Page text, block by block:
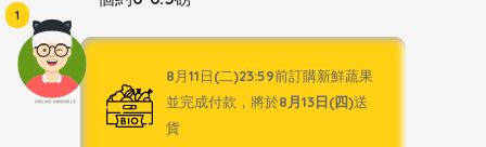
頭像生成器: 快樂家庭網上店
1
8月11日(二)23:59前訂購新鮮蔬果
並完成付款，將於8月13日(四)送
貨